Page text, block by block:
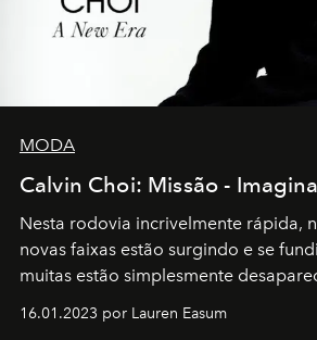
MODA
Calvin Choi: Missão -
Nesta rodovia incrivelmente rápida,
novas faixas estão surgindo e se
muitas estão simplesmente
transportador AMTD abrindo
16.01.2023 por Lauren Easum